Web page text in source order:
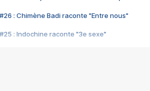
#26 : Chimène Badi raconte "Entre nous"
#25 : Indochine raconte "3e sexe"